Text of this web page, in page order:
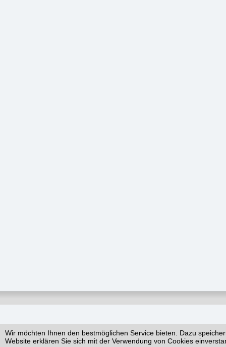
Wir möchten Ihnen den bestmöglichen Service bieten. Dazu
Website erklären Sie sich mit der Verwendung von Cookies